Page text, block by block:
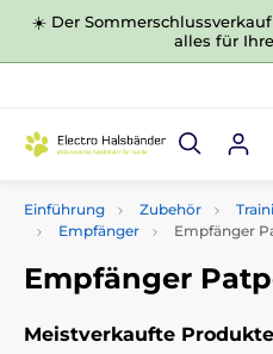
☀️ Der
alles für
Einführung Zubehör
Empfänger
Empfänger
Empfänger
Meistverkaufte Produkte